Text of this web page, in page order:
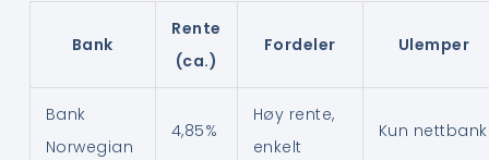
Bank
Rente
(ca.)
Fordeler Ulemper
Bank
Norwegian
4,85%
Høy rente,
enkelt
Kun nettbank